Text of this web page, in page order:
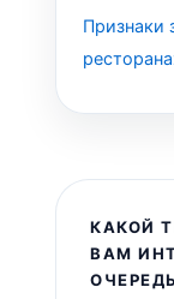
Признаки
КАКОЙ
ВАМ